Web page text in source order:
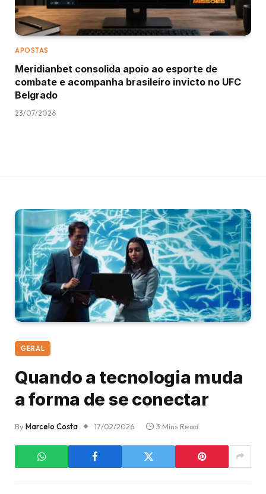
APOSTAS
Meridianbet consolida apoio ao esporte de
combate e acompanha brasileiro invicto no UFC
Belgrado
23/07/2026
GERAL
Quando a tecnologia muda
a forma de se conectar
ByMarcelo Costa 17/02/2026 3 Mins Read